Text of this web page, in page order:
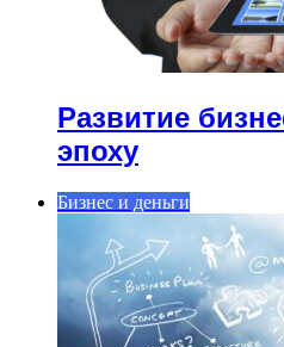
Развитие
эпоху
Бизнес и деньги